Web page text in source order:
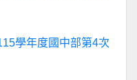
學年度國中部第4次